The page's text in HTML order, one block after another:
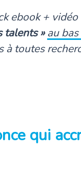
ebook +
talents » au
à toutes
qui